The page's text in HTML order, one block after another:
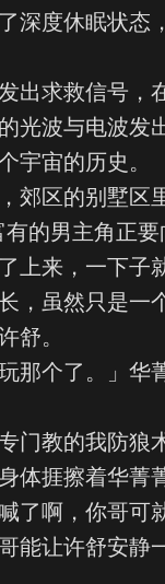
深度休眠状态
出求救信号，
光波与电波发
宇宙的历史。
郊区的别墅区
的男主角正要
上来，一下子
，虽然只是一
舒。
那个了。」
门教的我防
体捱擦着华菁
了啊，你哥
能让许舒安静